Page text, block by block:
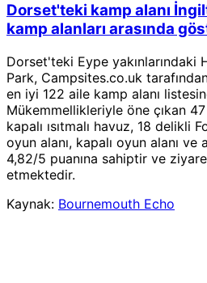
Dorset'teki kamp alanı
kamp alanları arasında
Dorset'teki Eype yakınlarındaki
Park, Campsites.co.uk
en iyi 122 aile kamp alanı
Mükemmellikleriyle öne çıkan
kapalı ısıtmalı havuz, 18 delikli
oyun alanı, kapalı oyun alanı ve
4,82/5 puanına sahiptir ve
etmektedir.
Kaynak: Bournemouth Echo